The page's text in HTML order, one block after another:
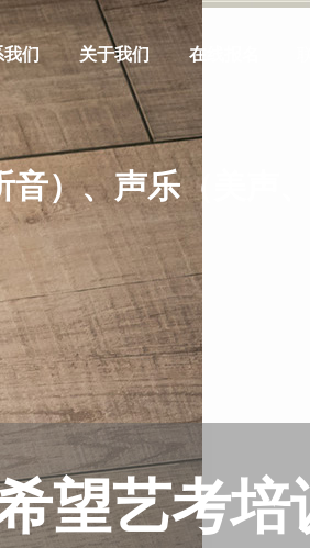
们 关于我们 在线报名
、声乐（美声
望艺考培